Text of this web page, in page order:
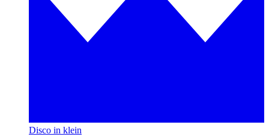
Disco in klein